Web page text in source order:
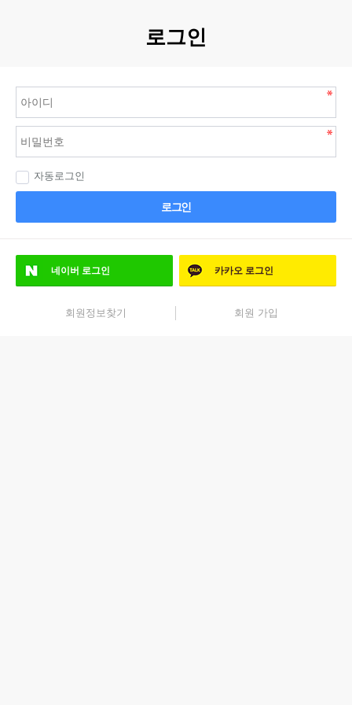
로그인
자동로그인
로그인
네이버 로그인 카카오 로그인
회원정보찾기 회원 가입